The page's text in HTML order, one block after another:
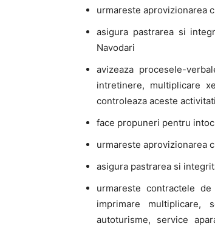
urmareste aprovizionarea
asigura pastrarea si
Navodari
avizeaza procesele-
intretinere, multiplicare
controleaza aceste activitati
face propuneri pentru
urmareste aprovizionarea
asigura pastrarea si
urmareste contractele
imprimare multiplicare,
autoturisme, service